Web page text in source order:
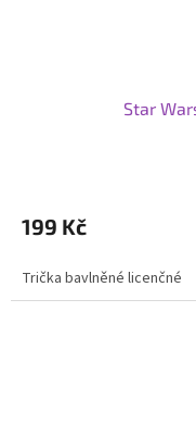
Star
199 Kč
Trička bavlněné licenčné